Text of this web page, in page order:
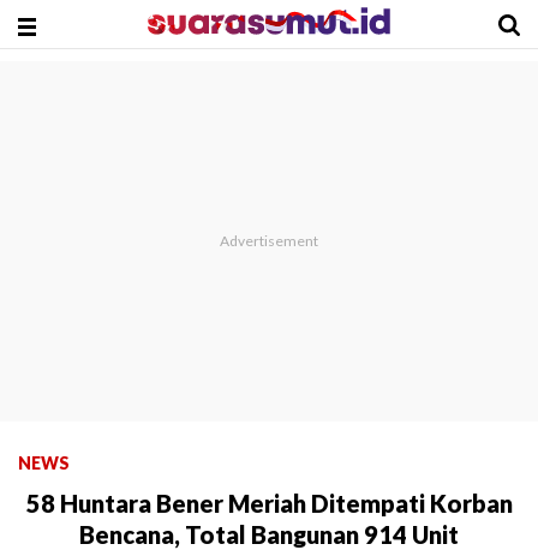
NEWS
58 Huntara Bener Meriah Ditempati Korban
Bencana, Total Bangunan 914 Unit